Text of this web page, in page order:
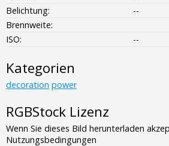
Belichtung:
--
Brennweite:
ISO:
--
Kategorien
decoration power
RGBStock Lizenz
Wenn Sie dieses Bild herunterladen
Nutzungsbedingungen